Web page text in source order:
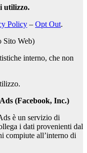
utilizzo.
Policy – Opt Out.
Sito Web)
interno, che non
(Facebook, Inc.)
è un servizio di
i dati provenienti dal
compiute all’interno di